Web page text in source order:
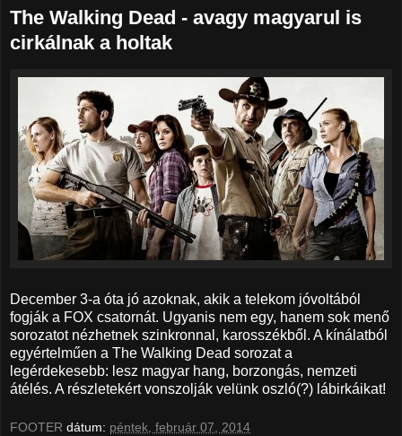
The Walking Dead - avagy magyarul is
cirkálnak a holtak
December 3-a óta jó azoknak, akik a telekom jóvoltából
fogják a FOX csatornát. Ugyanis nem egy, hanem sok menő
sorozatot nézhetnek szinkronnal, karosszékből. A kínálatból
egyértelműen a The Walking Dead sorozat a
legérdekesebb: lesz magyar hang, borzongás, nemzeti
átélés. A részletekért vonszolják velünk oszló(?) lábirkáikat!
FOOTER dátum: péntek, február 07, 2014